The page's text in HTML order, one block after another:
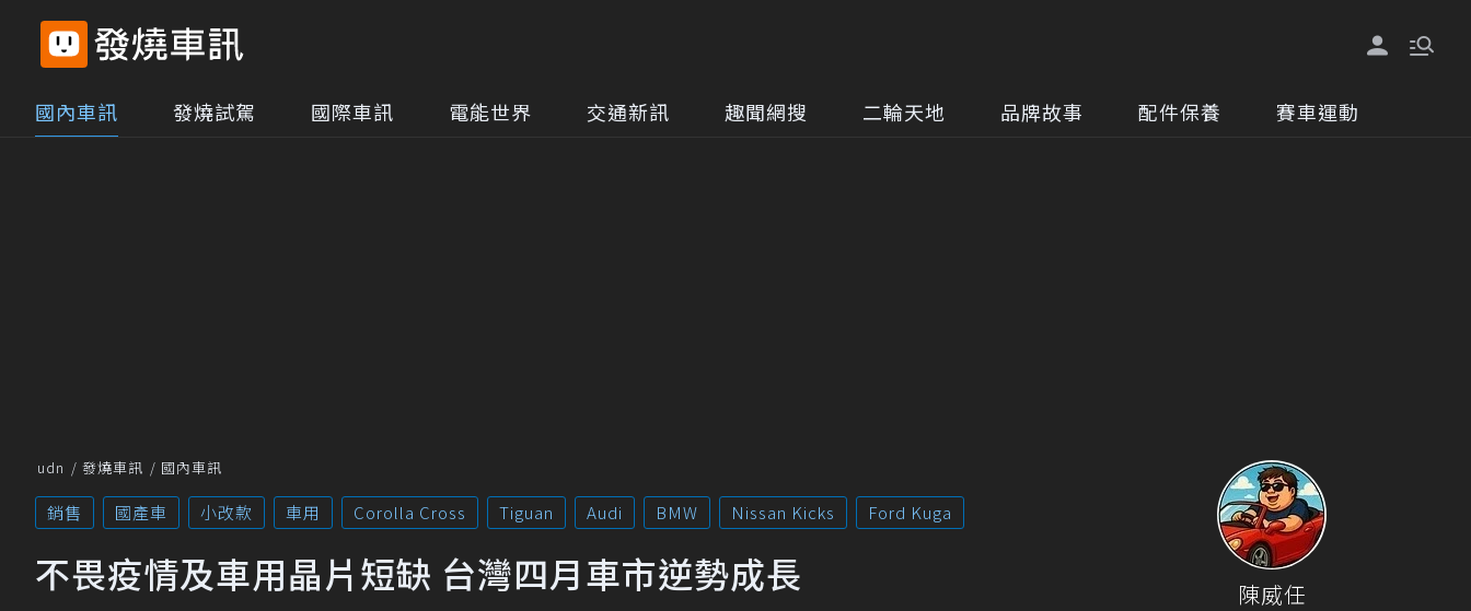
國內車訊 發燒試駕 國際車訊 電能世界 交通新訊 趣聞網搜 二輪天地 品牌故事 配件保養 賽車運動
udn 發燒車訊 國內車訊
銷售 國產車 小改款 車用 Corolla Cross Tiguan Audi BMW Nissan Kicks Ford Kuga
不畏疫情及車用晶片短缺 台灣四月車市逆勢成長 陳威任